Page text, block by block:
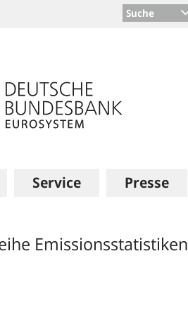
Suche
Service Presse
Emissionsstatistiken